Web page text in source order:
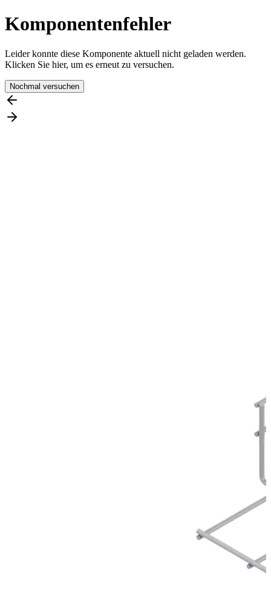
Komponentenfehler
Leider konnte diese Komponente aktuell nicht geladen werden.
Klicken Sie hier, um es erneut zu versuchen.
Nochmal versuchen